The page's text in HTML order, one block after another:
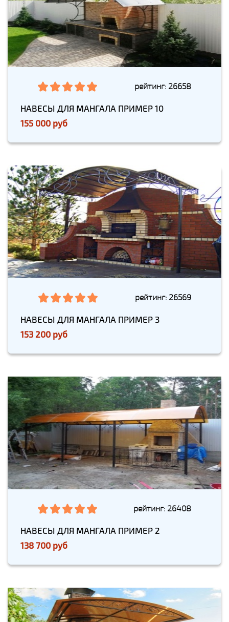
рейтинг: 26658
НАВЕСЫ ДЛЯ МАНГАЛА ПРИМЕР 10
155 000 руб
рейтинг: 26569
НАВЕСЫ ДЛЯ МАНГАЛА ПРИМЕР 3
153 200 руб
рейтинг: 26408
НАВЕСЫ ДЛЯ МАНГАЛА ПРИМЕР 2
138 700 руб